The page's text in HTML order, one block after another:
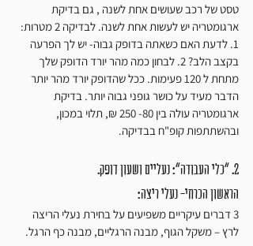
טסט של רכב שעושים אחת לשנה , גם בדיקת
ארגומטריה יש לעשות אחת לשנה. לבדיקה 2 מטרות:
1. לדעת האם כשאתה בדופק גבוה- יש לך הפרעה
בקצב הלב? 2. לבחון כמה מהר יורד הדופק שלך
מתחת ל 120 פעימות. ככל שהדופק יורד מהר יותר
הדבר מעיד על כושר גופני גבוה יותר. בדיקת
ארגומטריה עולה בין 80- 250 ₪, תלוי במכון,
ובהשתתפות קופ"ח בבדיקה.
2. "כלי העבודה": נעליים ושעון דופק.
הראשון הכרחי- נעלי ריצה:
3 דברים עיקריים משפיעים על בחירת נעלי הריצה
לרץ – משקל הגוף, מבנה הרגליים, מבנה כף הרגל.